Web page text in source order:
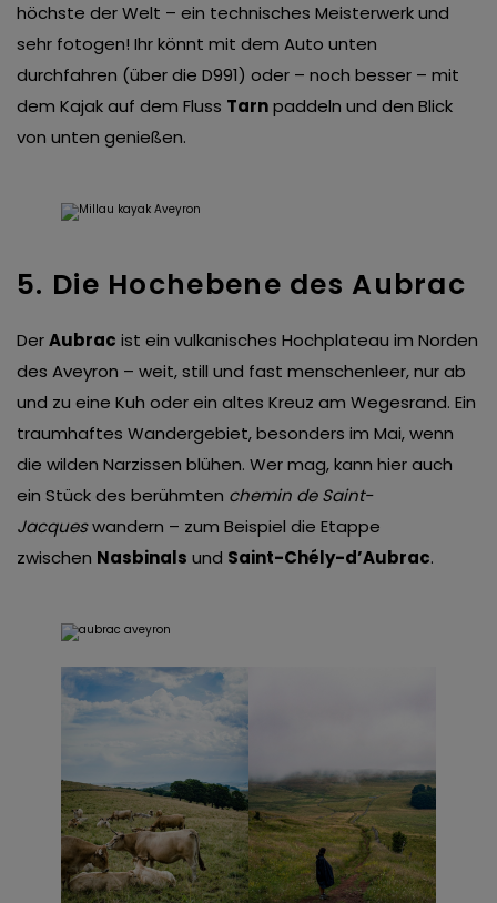
höchste der Welt – ein technisches Meisterwerk und
sehr fotogen! Ihr könnt mit dem Auto unten
durchfahren (über die D991) oder – noch besser – mit
dem Kajak auf dem Fluss Tarnpaddeln und den Blick
von unten genießen.
5. Die Hochebene des Aubrac
DerAubrac ist ein vulkanisches Hochplateau im Norden
des Aveyron – weit, still und fast menschenleer, nur ab
und zu eine Kuh oder ein altes Kreuz am Wegesrand. Ein
traumhaftes Wandergebiet, besonders im Mai, wenn
die wilden Narzissen blühen. Wer mag, kann hier auch
ein Stück des berühmten chemin de Saint-
Jacqueswandern – zum Beispiel die Etappe
zwischen Nasbinals und Saint-Chély-d’Aubrac.